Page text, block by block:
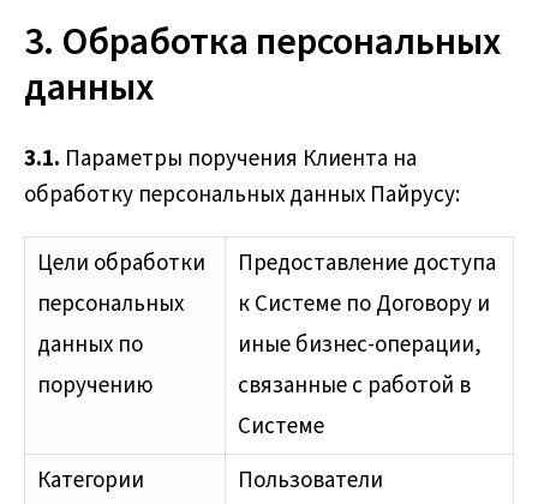
3. Обработка персональных
данных
3.1. Параметры поручения Клиента на
обработку персональных данных Пайрусу:
Цели обработки
персональных
данных по
поручению
Предоставление доступа
к Системе по Договору и
иные бизнес-операции,
связанные с работой в
Системе
Категории
Пользователи